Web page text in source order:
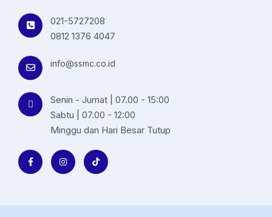
021-5727208
0812 1376 4047
info@ssmc.co.id
Senin - Jumat | 07.00 - 15:00
Sabtu | 07.00 - 12:00
Minggu dan Hari Besar Tutup